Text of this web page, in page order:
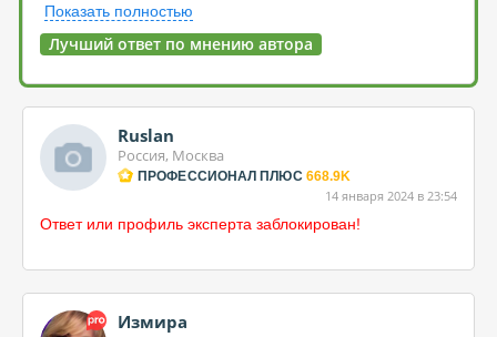
Показать полностью
Лучший ответ по мнению автора
Ruslan
Россия, Москва
ПРОФЕССИОНАЛ ПЛЮС 668.9K
14 января 2024 в 23:54
Ответ или профиль эксперта заблокирован!
Измира